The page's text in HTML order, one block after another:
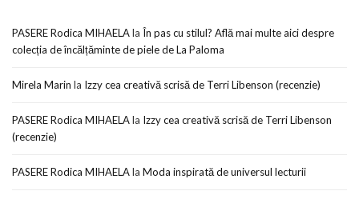
PASERE Rodica MIHAELAla În pas cu stilul? Află mai multe aici despre
colecția de încălțăminte de piele de La Paloma
Mirela Marin la Izzy cea creativă scrisă de Terri Libenson (recenzie)
PASERE Rodica MIHAELAla Izzy cea creativă scrisă de Terri Libenson
(recenzie)
PASERE Rodica MIHAELAla Moda inspirată de universul lecturii